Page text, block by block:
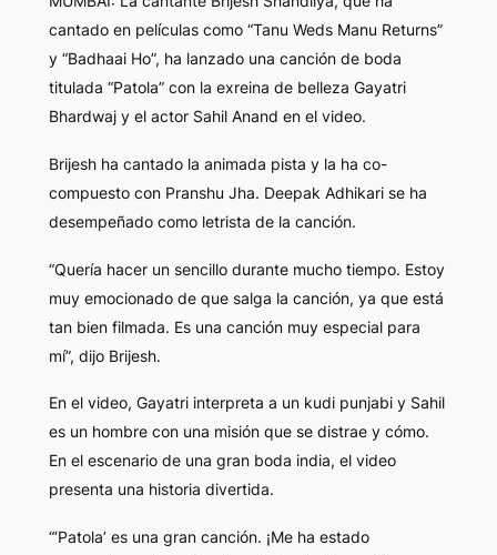
cantado en películas como “Tanu Weds Manu Returns”
y “Badhaai Ho”, ha lanzado una canción de boda
titulada “Patola” con la exreina de belleza Gayatri
Bhardwaj y el actor Sahil Anand en el video.
Brijesh ha cantado la animada pista y la ha co-
compuesto con Pranshu Jha. Deepak Adhikari se ha
desempeñado como letrista de la canción.
“Quería hacer un sencillo durante mucho tiempo. Estoy
muy emocionado de que salga la canción, ya que está
tan bien filmada. Es una canción muy especial para
mí”, dijo Brijesh.
En el video, Gayatri interpreta a un kudi punjabi y Sahil
es un hombre con una misión que se distrae y cómo.
En el escenario de una gran boda india, el video
presenta una historia divertida.
“‘Patola’ es una gran canción. ¡Me ha estado